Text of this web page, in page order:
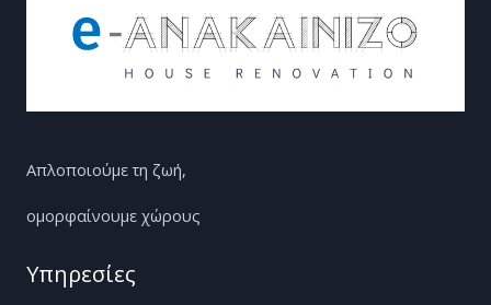
Απλοποιούμε τη ζωή,
ομορφαίνουμε χώρους
Υπηρεσίες